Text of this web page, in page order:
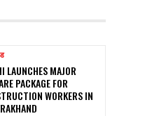
LAUNCHES MAJOR
PACKAGE FOR
WORKERS IN